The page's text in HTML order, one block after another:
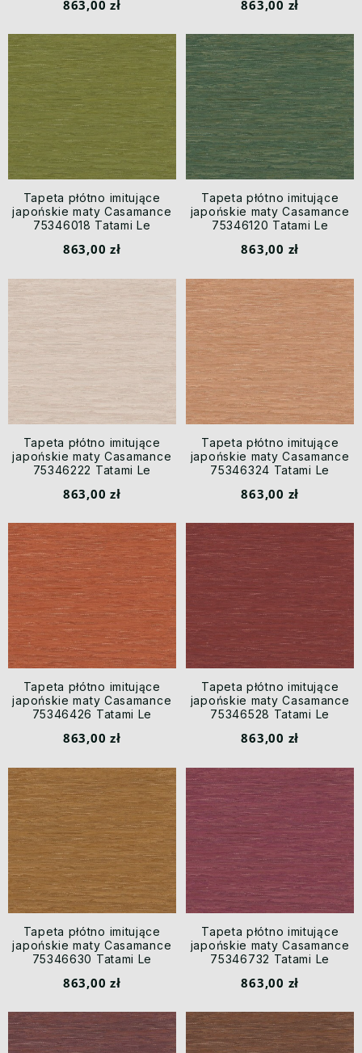
863,00 zł 863,00 zł
Tapeta płótno imitujące
japońskie maty Casamance
75346018 Tatami Le
863,00 zł
Tapeta płótno imitujące
japońskie maty Casamance
75346120 Tatami Le
863,00 zł
Tapeta płótno imitujące
japońskie maty Casamance
75346222 Tatami Le
863,00 zł
Tapeta płótno imitujące
japońskie maty Casamance
75346324 Tatami Le
863,00 zł
Tapeta płótno imitujące
japońskie maty Casamance
75346426 Tatami Le
863,00 zł
Tapeta płótno imitujące
japońskie maty Casamance
75346528 Tatami Le
863,00 zł
Tapeta płótno imitujące
japońskie maty Casamance
75346630 Tatami Le
863,00 zł
Tapeta płótno imitujące
japońskie maty Casamance
75346732 Tatami Le
863,00 zł